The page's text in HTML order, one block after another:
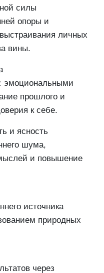
силы
опоры и
личных
вины.
эмоциональными
прошлого и
к себе.
и ясность
шума,
и повышение
источника
природных
через